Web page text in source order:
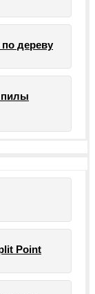
дереву
пилы
Point